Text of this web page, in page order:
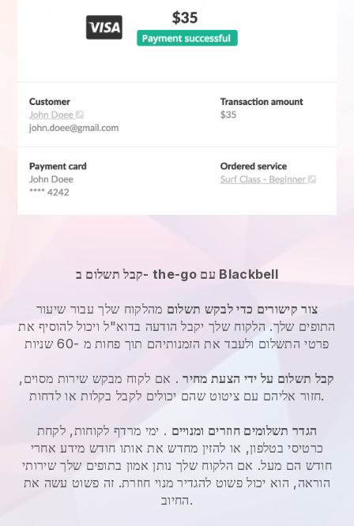
קבל תשלום ב- the-go עם Blackbell
צור קישורים כדי לבקש תשלום מהלקוח שלך עבור שיעור
התופים שלך. הלקוח שלך יקבל הודעה בדוא"ל ויכול להוסיף את
פרטי התשלום ולעבד את הזמנותיהם תוך פחות מ -60 שניות
קבל תשלום על ידי הצעת מחיר. אם לקוח מבקש שירות מסוים,
חזור אליהם עם ציטוט שהם יכולים לקבל בקלות או לדחות.
הגדר תשלומים חוזרים ומנויים . ימי מרדף לקוחות, לקחת
כרטיסי בטלפון, או להזין מחדש את אותו חודש מידע אחרי
חודש הם מעל. אם הלקוח שלך נותן אמון בתופים שלך שירותי
הוראה, הוא יכול פשוט להגדיר מנוי חוזרת. זה פשוט עשה את
החיוב.